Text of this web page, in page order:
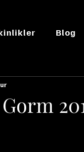
Blog